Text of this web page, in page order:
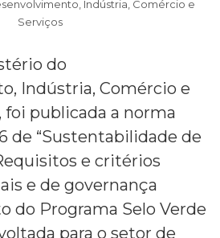
Indústria, Comércio e
Serviços
do
Indústria, Comércio e
foi publicada a norma
de “Sustentabilidade de
e critérios
e de governança
do Programa Selo Verde
para o setor de